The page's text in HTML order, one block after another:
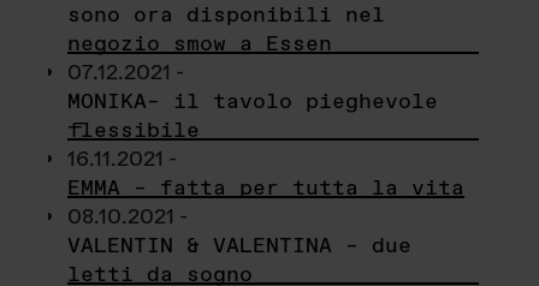
sono ora disponibili nel
negozio smow a Essen
07.12.2021 -
MONIKA– il tavolo pieghevole
flessibile
16.11.2021 -
EMMA – fatta per tutta la vita
08.10.2021 -
VALENTIN & VALENTINA – due
letti da sogno